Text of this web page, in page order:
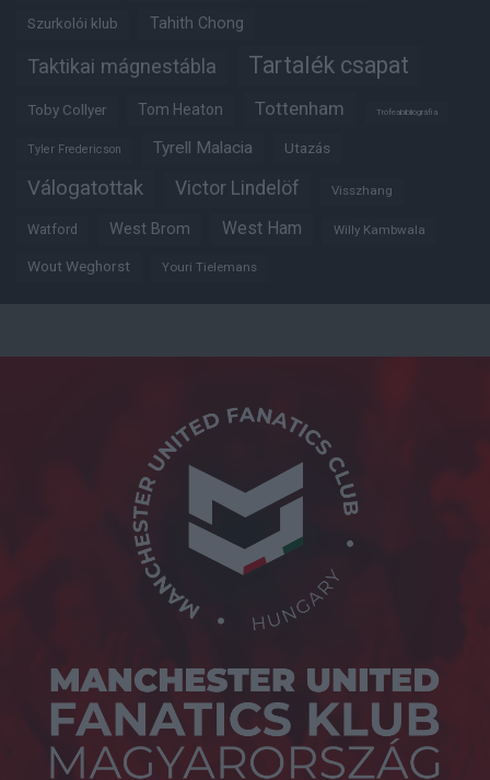
Szurkolói klub Tahith Chong
Taktikai mágnestábla Tartalék csapat
Toby Collyer Tom Heaton Tottenham Trófeabibliográfia
Tyler Fredericson Tyrell Malacia Utazás
Válogatottak Victor Lindelöf Visszhang
Watford West Brom West Ham Willy Kambwala
Wout Weghorst Youri Tielemans